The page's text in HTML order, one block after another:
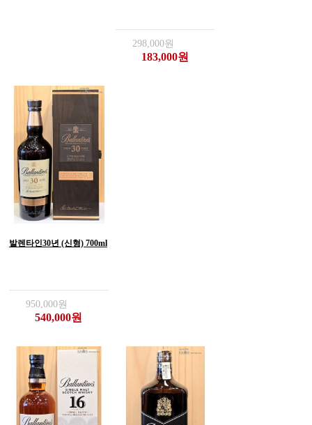
298,000원
183,000원
발렌타인30년 (신형) 700ml
950,000원
540,000원